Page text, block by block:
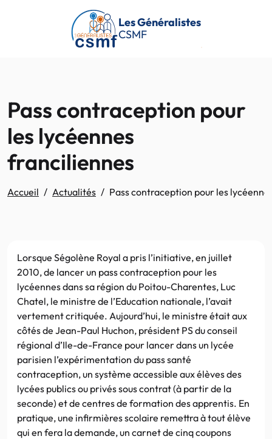
Passer au contenu principal
Les Généralistes
CSMF
Pass contraception pour
les lycéennes
franciliennes
Accueil Actualités Pass contraception pour les
Lorsque Ségolène Royal a pris l’initiative, en juillet
2010, de lancer un pass contraception pour les
lycéennes dans sa région du Poitou-Charentes, Luc
Chatel, le ministre de l’Education nationale, l’avait
vertement critiquée. Aujourd’hui, le ministre était aux
côtés de Jean-Paul Huchon, président PS du conseil
régional d’Ile-de-France pour lancer dans un lycée
parisien l’expérimentation du pass santé
contraception, un système accessible aux élèves des
lycées publics ou privés sous contrat (à partir de la
seconde) et de centres de formation des apprentis. En
pratique, une infirmières scolaire remettra à tout élève
qui en fera la demande, un carnet de cinq coupons